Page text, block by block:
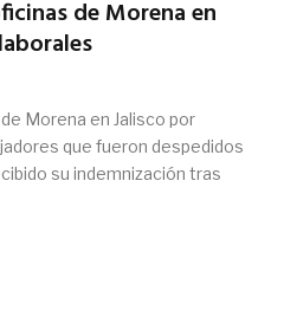
de Morena en
Morena en Jalisco por
que fueron despedidos
su indemnización tras